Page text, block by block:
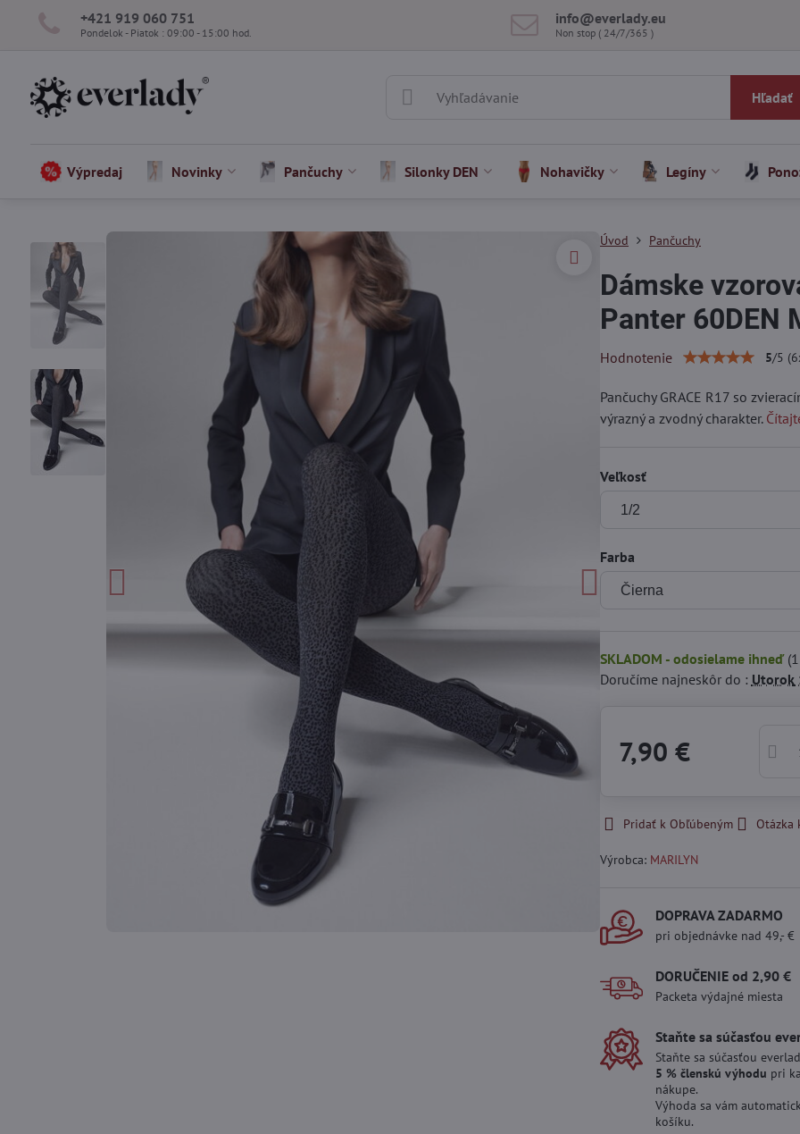
+421 919 060 751
Pondelok - Piatok : 09:00 - 15:00 hod.
info​@everlady​.eu
Non stop ( 24/7/365 )
Hľadať
Výpredaj Novinky Pančuchy Silonky DEN Nohavičky Legíny
Úvod Pančuchy
Dámske
Panter 60DEN
Hodnotenie 5/5 (6
Pančuchy GRACE R17 so
výrazný a zvodný charakter.
Veľkosť
Farba
SKLADOM - odosielame ihneď (1
Doručíme najneskôr do : Utorok
7,90 €
Pridať k Obľúbeným Otázka
Výrobca: MARILYN
DOPRAVA ZADARMO
pri objednávke nad 49,- €
DORUČENIE od 2,90 €
Packeta výdajné miesta
Staňte sa súčasťou
Staňte sa súčasťou
5 % členskú výhodu pri
nákupe.
Výhoda sa vám
košíku.